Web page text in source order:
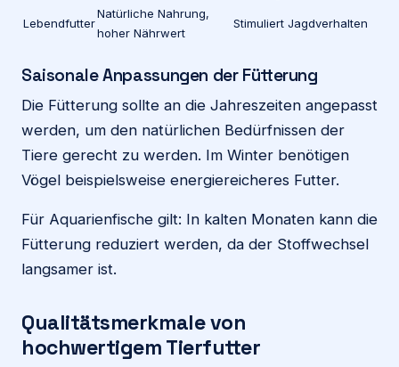
Lebendfutter
Natürliche Nahrung,
hoher Nährwert
Stimuliert Jagdverhalten
Saisonale Anpassungen der Fütterung
Die Fütterung sollte an die Jahreszeiten angepasst
werden, um den natürlichen Bedürfnissen der
Tiere gerecht zu werden. Im Winter benötigen
Vögel beispielsweise energiereicheres Futter.
Für Aquarienfische gilt: In kalten Monaten kann die
Fütterung reduziert werden, da der Stoffwechsel
langsamer ist.
Qualitätsmerkmale von
hochwertigem Tierfutter